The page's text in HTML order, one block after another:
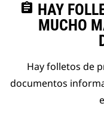
assignment HAY
MUCHO
Hay folletos de
documentos